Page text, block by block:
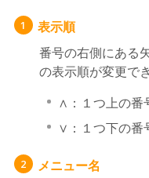
1
表示順
番号の右側にある
の表示順が変更で
∧：１つ上の番
∨：１つ下の番
2 メニュー名